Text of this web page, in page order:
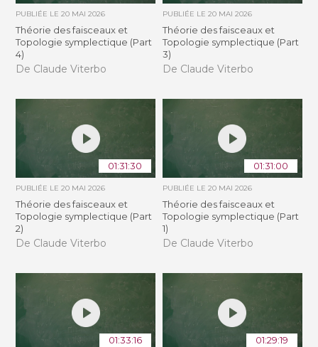
PUBLIÉE LE20 MAI 2026
Théorie des faisceaux et
Topologie symplectique (Part
4)
De Claude Viterbo
PUBLIÉE LE 20 MAI 2026
Théorie des faisceaux et
Topologie symplectique (Part
3)
De Claude Viterbo
01:31:30
PUBLIÉE LE20 MAI 2026
Théorie des faisceaux et
Topologie symplectique (Part
2)
De Claude Viterbo
01:31:00
PUBLIÉE LE 20 MAI 2026
Théorie des faisceaux et
Topologie symplectique (Part
1)
De Claude Viterbo
01:33:16 01:29:19